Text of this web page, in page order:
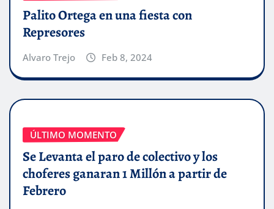
Palito Ortega en una fiesta con
Represores
Alvaro Trejo Feb 8, 2024
ÚLTIMO MOMENTO
Se Levanta el paro de colectivo y los
choferes ganaran 1 Millón a partir de
Febrero